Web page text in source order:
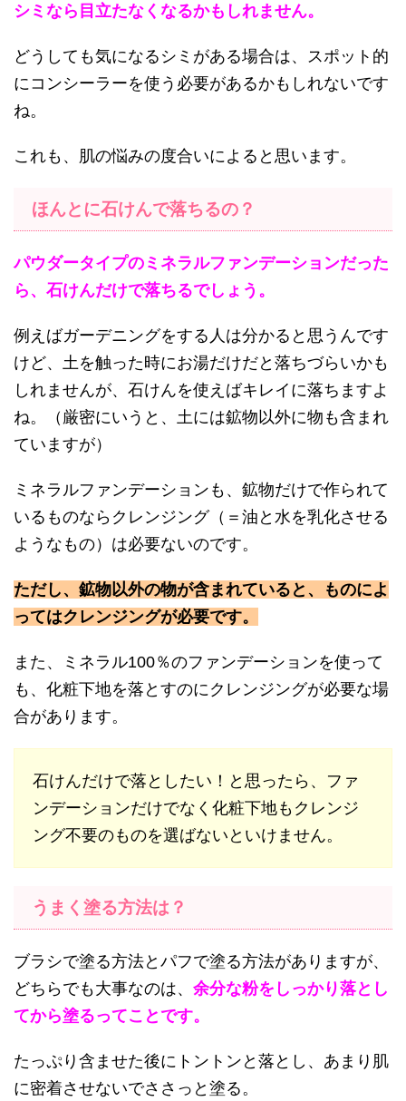
シミなら目立たなくなるかもしれません。
どうしても気になるシミがある場合は、スポット的
にコンシーラーを使う必要があるかもしれないです
ね。
これも、肌の悩みの度合いによると思います。
ほんとに石けんで落ちるの？
パウダータイプのミネラルファンデーションだった
ら、石けんだけで落ちるでしょう。
例えばガーデニングをする人は分かると思うんです
けど、土を触った時にお湯だけだと落ちづらいかも
しれませんが、石けんを使えばキレイに落ちますよ
ね。（厳密にいうと、土には鉱物以外に物も含まれ
ていますが）
ミネラルファンデーションも、鉱物だけで作られて
いるものならクレンジング（＝油と水を乳化させる
ようなもの）は必要ないのです。
ただし、鉱物以外の物が含まれていると、ものによ
ってはクレンジングが必要です。
また、ミネラル100％のファンデーションを使って
も、化粧下地を落とすのにクレンジングが必要な場
合があります。
石けんだけで落としたい！と思ったら、ファ
ンデーションだけでなく化粧下地もクレンジ
ング不要のものを選ばないといけません。
うまく塗る方法は？
ブラシで塗る方法とパフで塗る方法がありますが、
どちらでも大事なのは、 余分な粉をしっかり落とし
てから塗るってことです。
たっぷり含ませた後にトントンと落とし、あまり肌
に密着させないでささっと塗る。